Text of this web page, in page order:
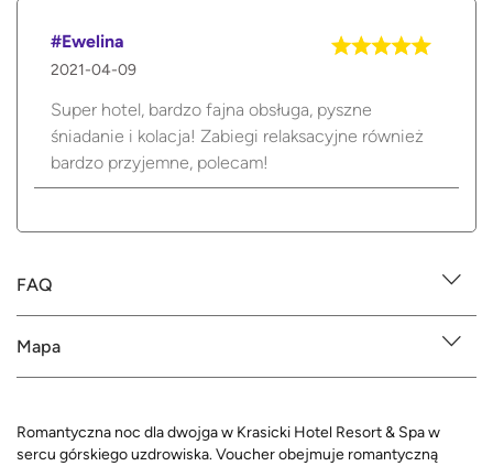
#Ewelina
2021-04-09
Super hotel, bardzo fajna obsługa, pyszne
śniadanie i kolacja! Zabiegi relaksacyjne również
bardzo przyjemne, polecam!
FAQ
Mapa
Romantyczna noc dla dwojga w Krasicki Hotel Resort & Spa w
sercu górskiego uzdrowiska. Voucher obejmuje romantyczną